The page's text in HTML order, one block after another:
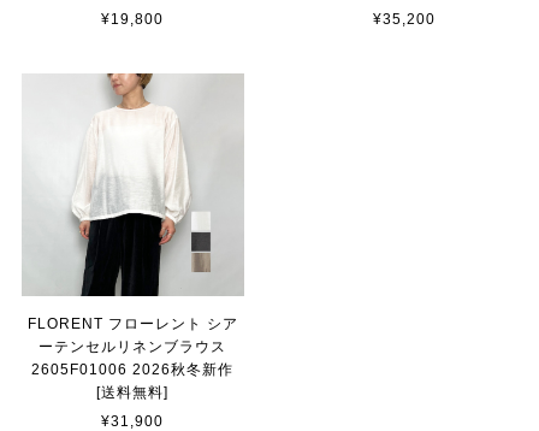
¥19,800
¥35,200
FLORENT フローレント シア
ーテンセルリネンブラウス
2605F01006 2026秋冬新作
[送料無料]
¥31,900